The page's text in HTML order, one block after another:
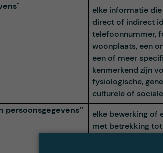
elke informatie
direct of indirect
telefoonnummer,
woonplaats, een
een of meer
kenmerkend zijn
fysiologische,
culturele of
persoonsgegevens’’
elke bewerking of
met betrekking tot